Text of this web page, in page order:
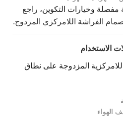
وخيارات التكوين، راجع
الفراشة اللامركزي المزدوج.
المزدوجة على نطاق
الهواء